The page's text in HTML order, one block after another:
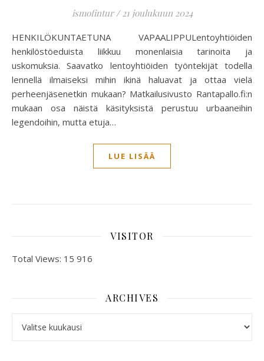
ismofintur / 21 joulukuun 2024
HENKILÖKUNTAETUNA VAPAALIPPULentoyhtiöiden
henkilöstöeduista liikkuu monenlaisia tarinoita ja
uskomuksia. Saavatko lentoyhtiöiden työntekijät todella
lennellä ilmaiseksi mihin ikinä haluavat ja ottaa vielä
perheenjäsenetkin mukaan? Matkailusivusto Rantapallo.fi:n
mukaan osa näistä käsityksistä perustuu urbaaneihin
legendoihin, mutta etuja…
LUE LISÄÄ
VISITOR
Total Views: 15 916
ARCHIVES